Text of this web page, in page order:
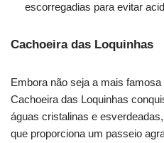
escorregadias para evitar
Cachoeira das Loquinhas
Embora não seja a mais
Cachoeira das Loquinhas
águas cristalinas e
que proporciona um passeio